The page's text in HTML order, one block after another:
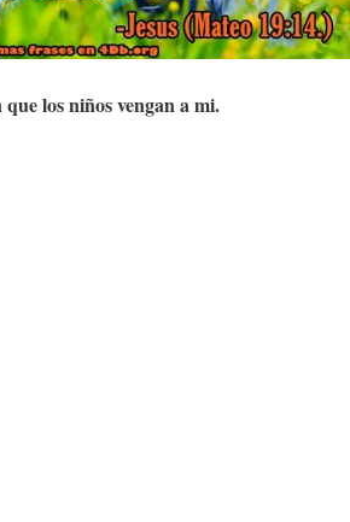
los niños vengan a mi.